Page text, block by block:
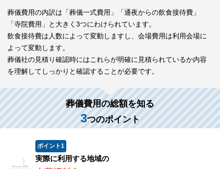
葬儀費用の内訳は「葬儀一式費用」「通夜からの飲食接待費」
「寺院費用」と大きく3つにわけられています。
飲食接待費は人数によって変動しますし、会場費用は利用会場に
よって変動します。
葬儀社の見積り確認時にはこれらが明確に見積られているか内容
を理解してしっかりと確認することが必要です。
葬儀費用の総額を知る
3つのポイント
ポイント1
実際に利用する地域の